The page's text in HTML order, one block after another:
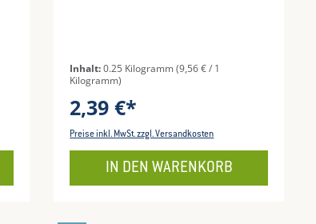
Inhalt:0.25 Kilogramm(9,56 € / 1
Kilogramm)
2,39 €*
Preise inkl. MwSt. zzgl. Versandkosten
IN DEN WARENKORB